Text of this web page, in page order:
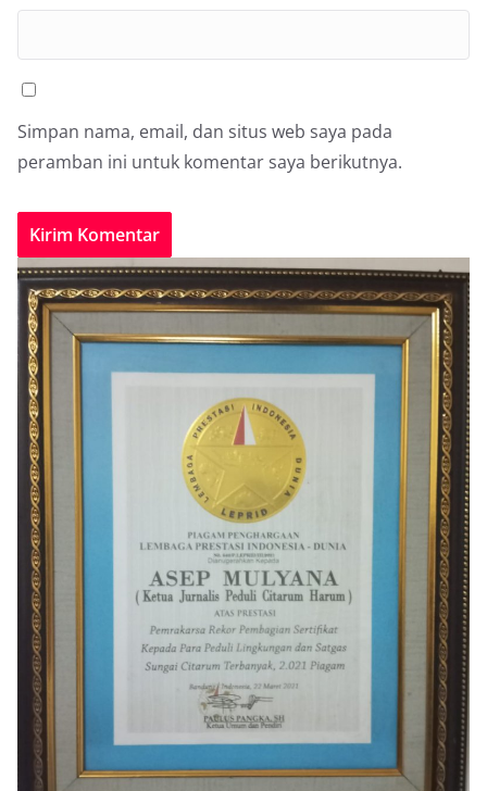
Simpan nama, email, dan situs web saya pada
peramban ini untuk komentar saya berikutnya.